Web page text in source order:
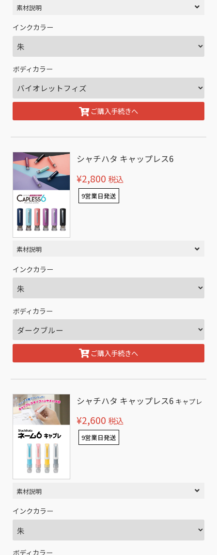
素材説明
インクカラー
ボディカラー
ご購入手続きへ
シャチハタ キャップレス6
¥2,800 税込
9営業日発送
素材説明
インクカラー
ボディカラー
ご購入手続きへ
シャチハタ キャップレス6 キャプレ
¥2,600 税込
9営業日発送
素材説明
インクカラー
ボディカラー